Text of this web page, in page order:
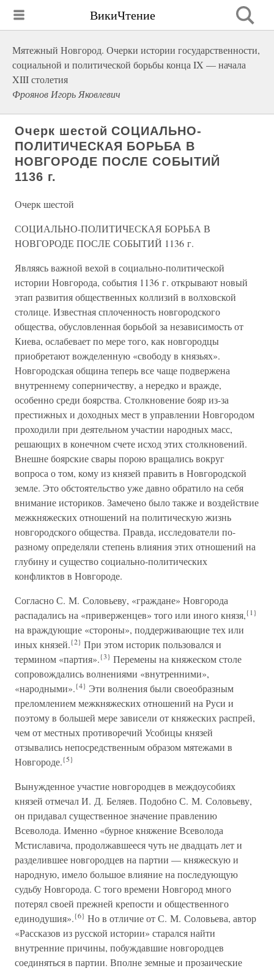
ВикиЧтение
Мятежный Новгород. Очерки истории государственности,
социальной и политической борьбы конца IX — начала
XIII столетия
Фроянов Игорь Яковлевич
Очерк шестой СОЦИАЛЬНО-
ПОЛИТИЧЕСКАЯ БОРЬБА В
НОВГОРОДЕ ПОСЛЕ СОБЫТИЙ
1136 г.
Очерк шестой
СОЦИАЛЬНО-ПОЛИТИЧЕСКАЯ БОРЬБА В
НОВГОРОДЕ ПОСЛЕ СОБЫТИЙ 1136 г.
Являясь важной вехой в социально-политической
истории Новгорода, события 1136 г. открывают новый
этап развития общественных коллизий в волховской
столице. Известная сплоченность новгородского
общества, обусловленная борьбой за независимость от
Киева, ослабевает по мере того, как новгородцы
приобретают вожделенную «свободу в князьях».
Новгородская община теперь все чаще подвержена
внутреннему соперничеству, а нередко и вражде,
особенно среди боярства. Столкновение бояр из-за
престижных и доходных мест в управлении Новгородом
проходили при деятельном участии народных масс,
решающих в конечном счете исход этих столкновений.
Внешне боярские свары порою вращались вокруг
вопроса о том, кому из князей править в Новгородской
земле. Это обстоятельство уже давно обратило на себя
внимание историков. Замечено было также и воздействие
межкняжеских отношений на политическую жизнь
новгородского общества. Правда, исследователи по-
разному определяли степень влияния этих отношений на
глубину и существо социально-политических
конфликтов в Новгороде.
Согласно С. М. Соловьеву, «граждане» Новгорода
распадались на «приверженцев» того или иного князя,{1}
на враждующие «стороны», поддерживающие тех или
иных князей.{2} При этом историк пользовался и
термином «партия».{3} Перемены на княжеском столе
сопровождались волнениями «внутренними»,
«народными».{4} Эти волнения были своеобразным
преломлением межкняжеских отношений на Руси и
поэтому в большей мере зависели от княжеских распрей,
чем от местных противоречий Усобицы князей
отзывались непосредственным образом мятежами в
Новгороде.{5}
Вынужденное участие новгородцев в междоусобиях
князей отмечал И. Д. Беляев. Подобно С. М. Соловьеву,
он придавал существенное значение правлению
Всеволода. Именно «бурное княжение Всеволода
Мстиславича, продолжавшееся чуть не двадцать лет и
разделившее новгородцев на партии — княжескую и
народную, имело большое влияние на последующую
судьбу Новгорода. С того времени Новгород много
потерял своей прежней крепости и общественного
единодушия».{6} Но в отличие от С. М. Соловьева, автор
«Рассказов из русской истории» старался найти
внутренние причины, побуждавшие новгородцев
соединяться в партии. Вполне земные и прозаические